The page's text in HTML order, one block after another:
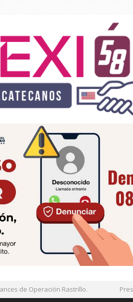
de Operación Rastrillo.